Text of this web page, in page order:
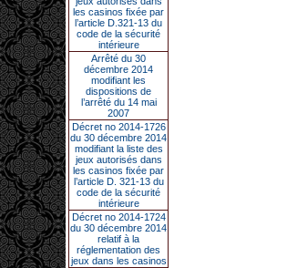
les casinos fixée par
l’article D.321-13 du
code de la sécurité
intérieure
Arrêté du 30
décembre 2014
modifiant les
dispositions de
l’arrêté du 14 mai
2007
Décret no 2014-1726
du 30 décembre 2014
modifiant la liste des
jeux autorisés dans
les casinos fixée par
l’article D. 321-13 du
code de la sécurité
intérieure
Décret no 2014-1724
du 30 décembre 2014
relatif à la
réglementation des
jeux dans les casinos